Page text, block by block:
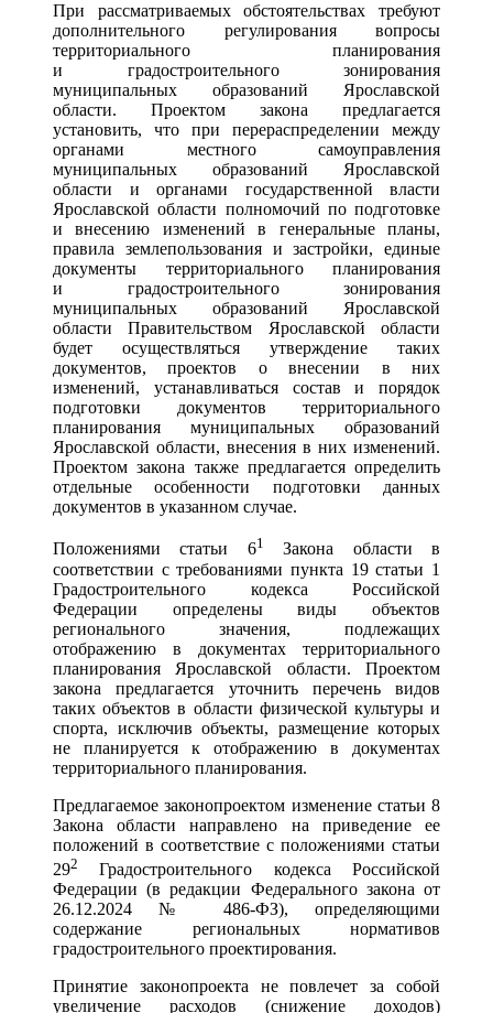
При рассматриваемых обстоятельствах требуют
дополнительного регулирования вопросы
территориального планирования
и градостроительного зонирования
муниципальных образований Ярославской
области. Проектом закона предлагается
установить, что при перераспределении между
органами местного самоуправления
муниципальных образований Ярославской
области и органами государственной власти
Ярославской области полномочий по подготовке
и внесению изменений в генеральные планы,
правила землепользования и застройки, единые
документы территориального планирования
и градостроительного зонирования
муниципальных образований Ярославской
области Правительством Ярославской области
будет осуществляться утверждение таких
документов, проектов о внесении в них
изменений, устанавливаться состав и порядок
подготовки документов территориального
планирования муниципальных образований
Ярославской области, внесения в них изменений.
Проектом закона также предлагается определить
отдельные особенности подготовки данных
документов в указанном случае.
Положениями статьи 61
Закона области в
соответствии с требованиями пункта 19 статьи 1
Градостроительного кодекса Российской
Федерации определены виды объектов
регионального значения, подлежащих
отображению в документах территориального
планирования Ярославской области. Проектом
закона предлагается уточнить перечень видов
таких объектов в области физической культуры и
спорта, исключив объекты, размещение которых
не планируется к отображению в документах
территориального планирования.
Предлагаемое законопроектом изменение статьи 8
Закона области направлено на приведение ее
положений в соответствие с положениями статьи
292
Градостроительного кодекса Российской
Федерации (в редакции Федерального закона от
26.12.2024 № 486-ФЗ), определяющими
содержание региональных нормативов
градостроительного проектирования.
Принятие законопроекта не повлечет за собой
увеличение расходов (снижение доходов)